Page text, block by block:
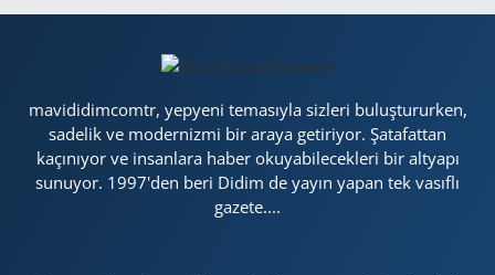
mavididimcomtr, yepyeni temasıyla sizleri buluştururken,
sadelik ve modernizmi bir araya getiriyor. Şatafattan
kaçınıyor ve insanlara haber okuyabilecekleri bir altyapı
sunuyor. 1997'den beri Didim de yayın yapan tek vasıflı
gazete....